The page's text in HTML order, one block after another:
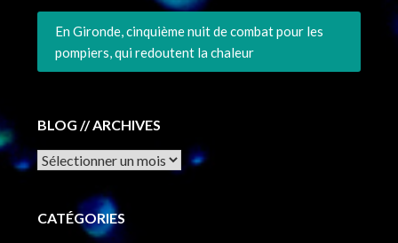
En Gironde, cinquième nuit de combat pour les
pompiers, qui redoutent la chaleur
BLOG // ARCHIVES
Archives
CATÉGORIES